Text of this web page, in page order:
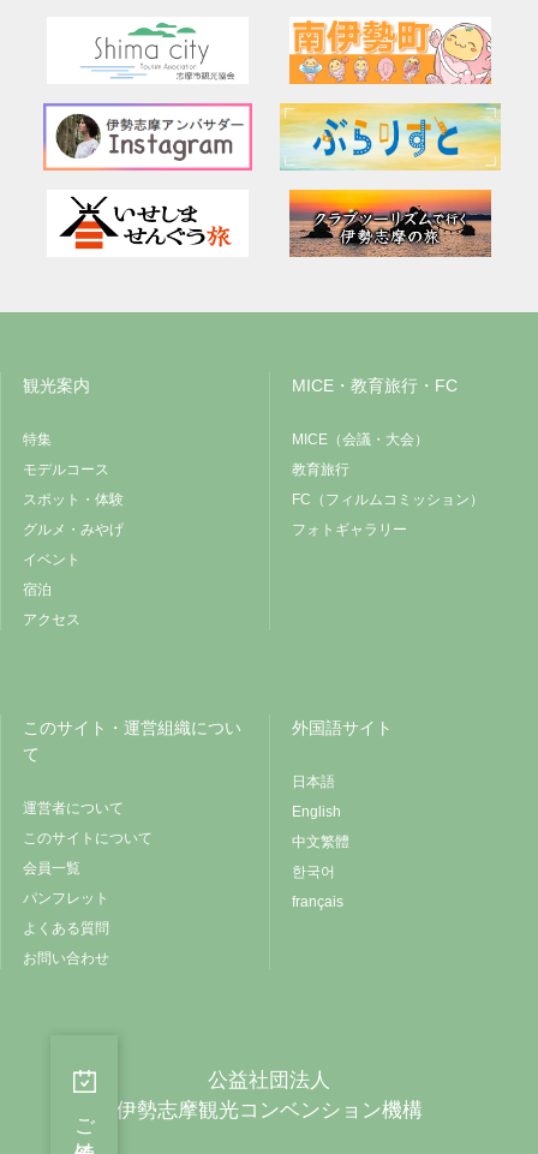
観光案内
特集
モデルコース
スポット・体験
グルメ・みやげ
イベント
宿泊
アクセス
MICE・教育旅行・FC
MICE（会議・大会）
教育旅行
FC（フィルムコミッション）
フォトギャラリー
このサイト・運営組織につい
て
運営者について
このサイトについて
会員一覧
パンフレット
よくある質問
お問い合わせ
外国語サイト
日本語
English
中文繁體
한국어
français
公益社団法人
伊勢志摩観光コンベンション機構